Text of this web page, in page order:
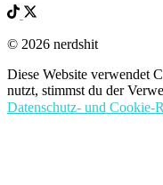
© 2026 nerdshit
Diese Website verwendet
nutzt, stimmst du der
Datenschutz- und Cookie-